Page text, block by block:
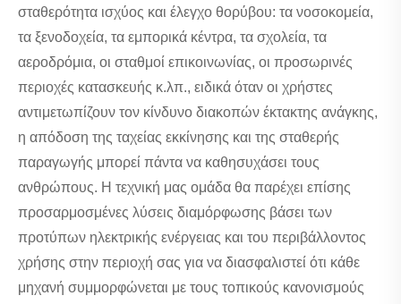
σταθερότητα ισχύος και έλεγχο θορύβου: τα νοσοκομεία,
τα ξενοδοχεία, τα εμπορικά κέντρα, τα σχολεία, τα
αεροδρόμια, οι σταθμοί επικοινωνίας, οι προσωρινές
περιοχές κατασκευής κ.λπ., ειδικά όταν οι χρήστες
αντιμετωπίζουν τον κίνδυνο διακοπών έκτακτης ανάγκης,
η απόδοση της ταχείας εκκίνησης και της σταθερής
παραγωγής μπορεί πάντα να καθησυχάσει τους
ανθρώπους. Η τεχνική μας ομάδα θα παρέχει επίσης
προσαρμοσμένες λύσεις διαμόρφωσης βάσει των
προτύπων ηλεκτρικής ενέργειας και του περιβάλλοντος
χρήσης στην περιοχή σας για να διασφαλιστεί ότι κάθε
μηχανή συμμορφώνεται με τους τοπικούς κανονισμούς